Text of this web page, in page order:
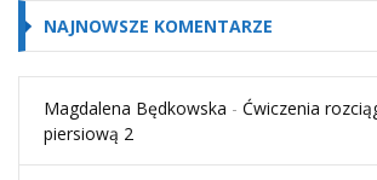
NAJNOWSZE KOMENTARZE
Magdalena Będkowska - Ćwiczenia
piersiową 2